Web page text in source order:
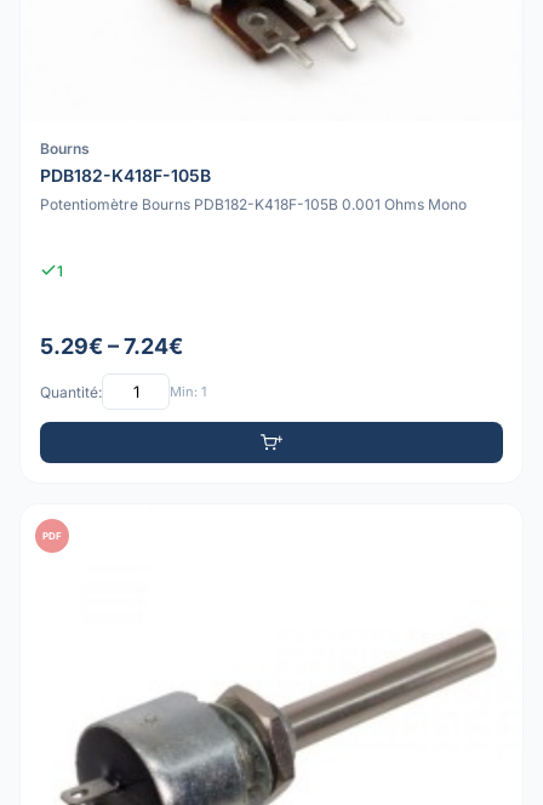
Bourns
PDB182-K418F-105B
Potentiomètre Bourns PDB182-K418F-105B 0.001 Ohms Mono
1
5.29€ – 7.24€
Quantité: Min: 1
PDF